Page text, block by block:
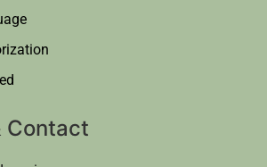
Contact